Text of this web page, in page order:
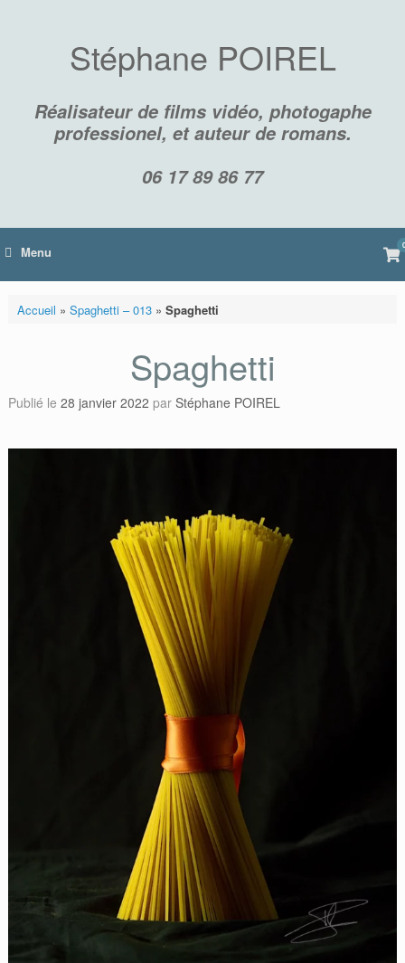
Stéphane POIREL
Réalisateur de films vidéo, photogaphe
professionel, et auteur de romans.
06 17 89 86 77
Menu 0
Accueil » Spaghetti – 013» Spaghetti
Spaghetti
Publié le 28 janvier 2022 par Stéphane POIREL